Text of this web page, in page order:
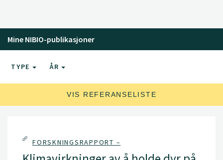
Mine NIBIO-publikasjoner
TYPE ÅR
VIS REFERANSELISTE
FORSKNINGSRAPPORT –